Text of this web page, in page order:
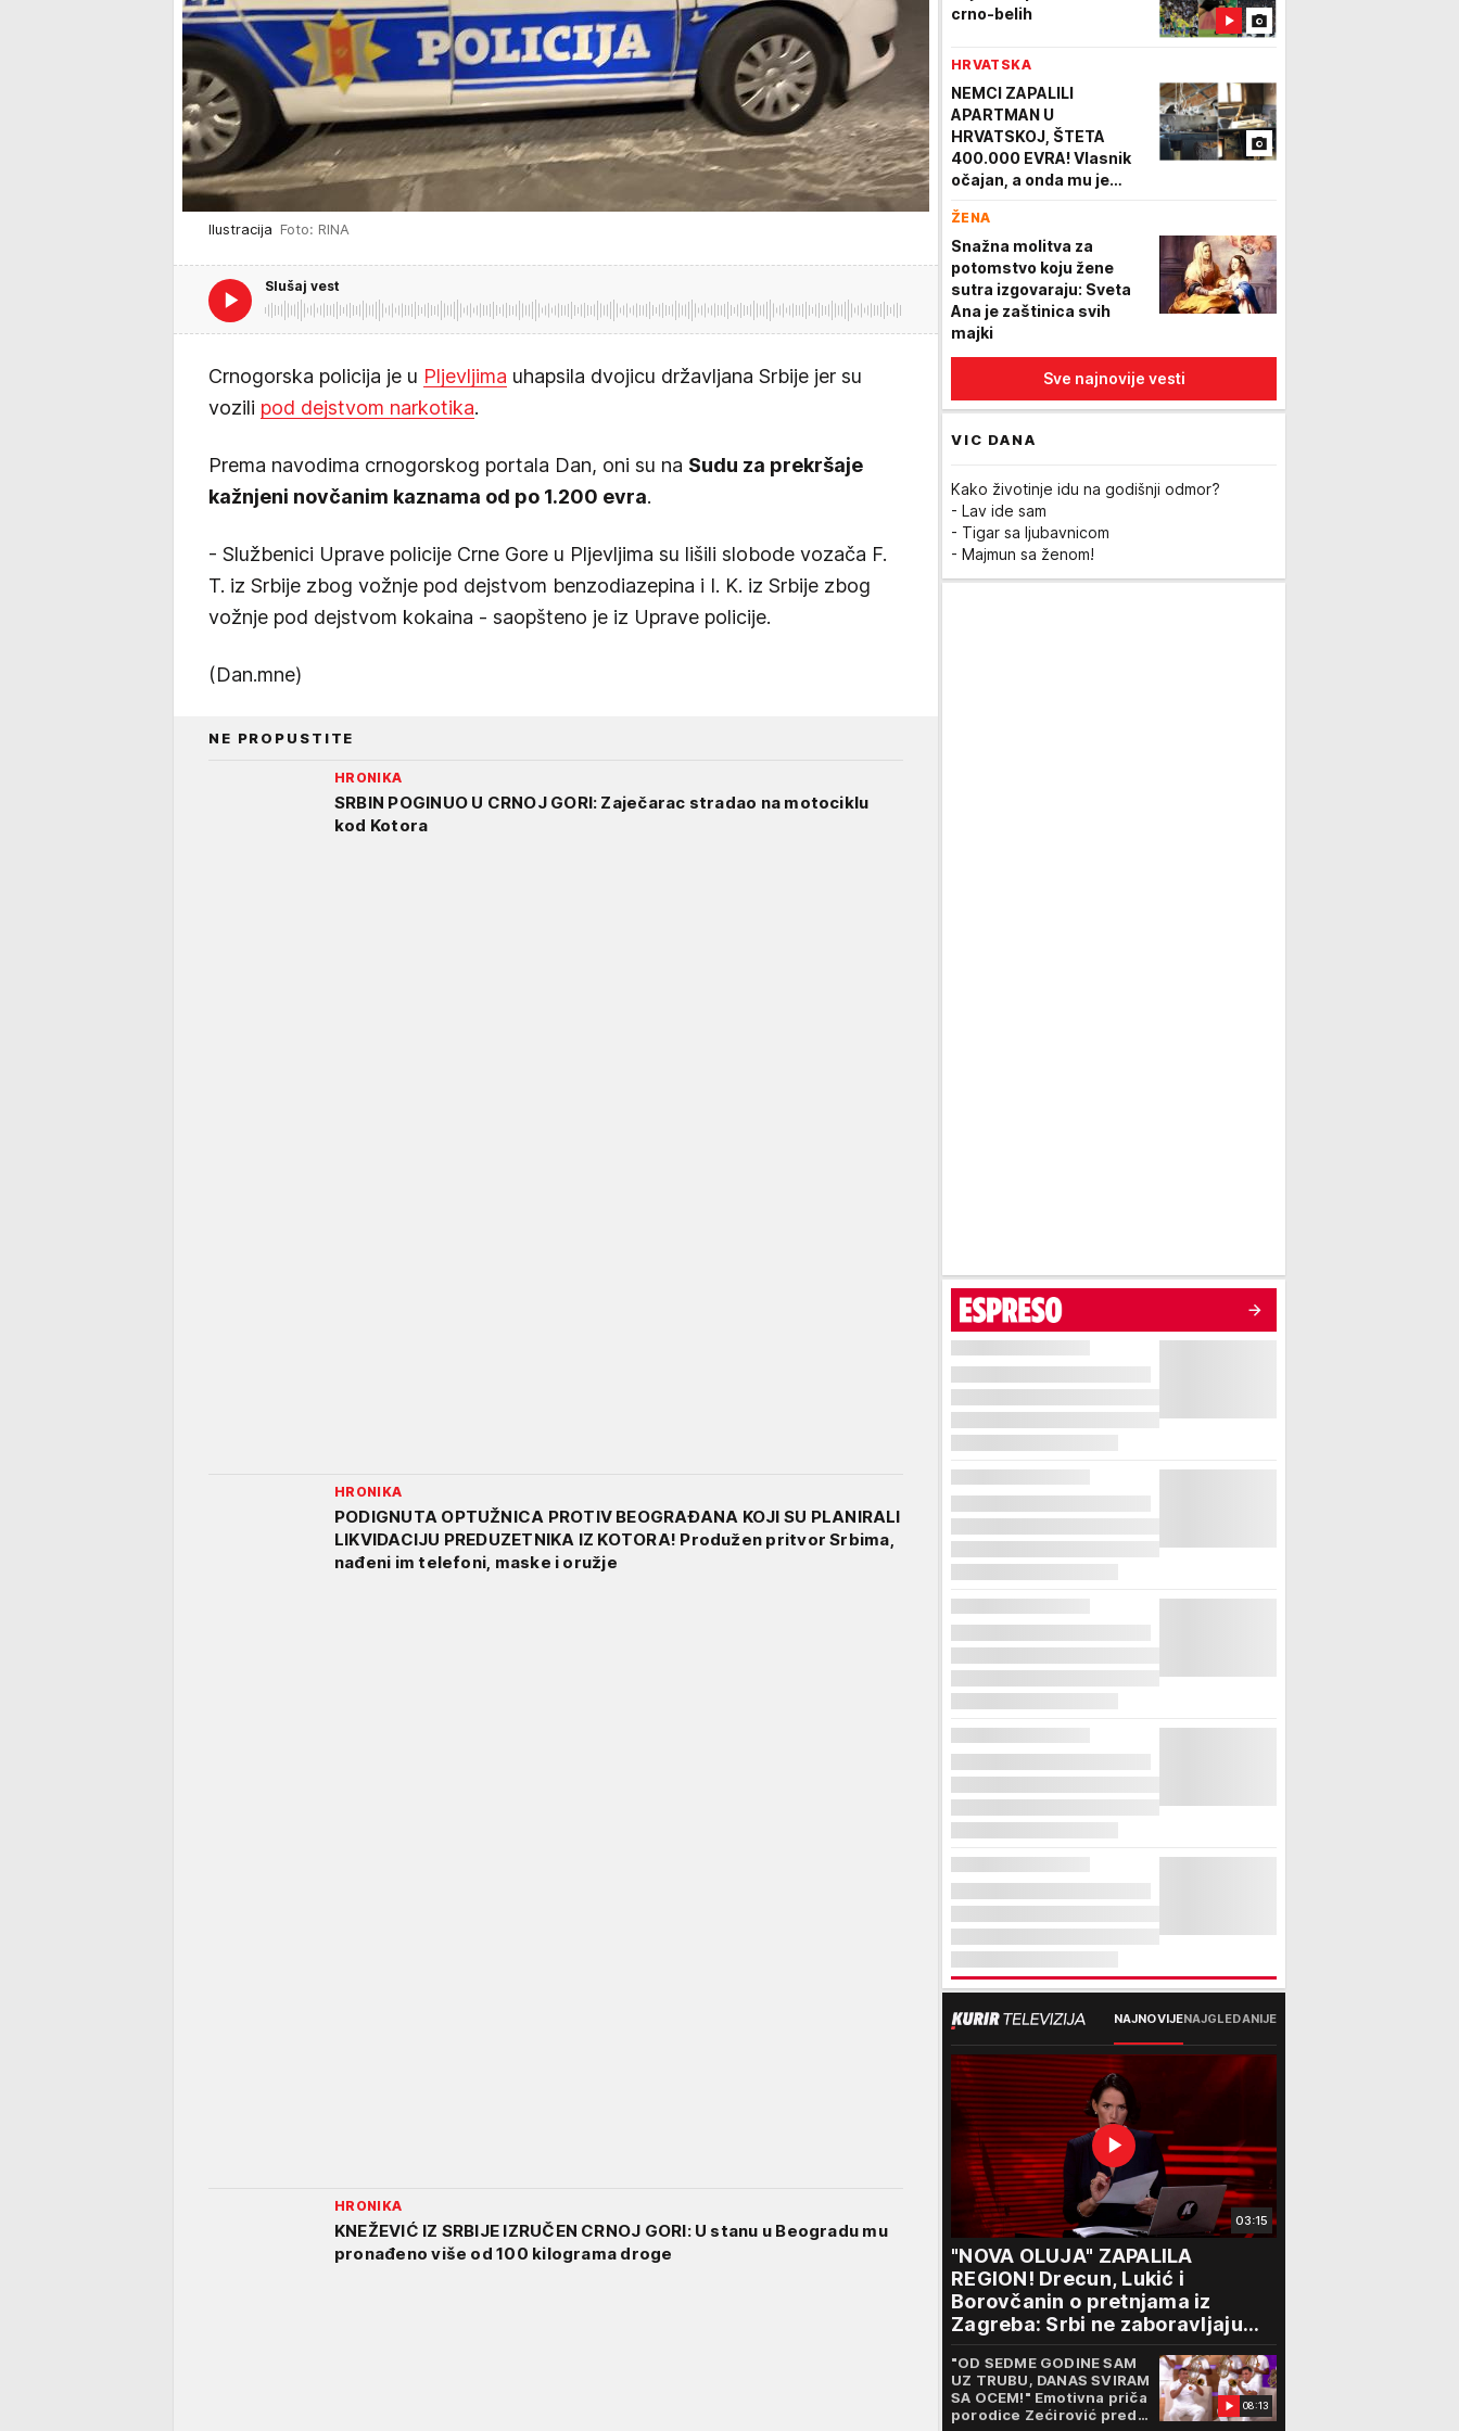
Ilustracija Foto: RINA
Slušaj vest
Crnogorska policija je u Pljevljima uhapsila dvojicu državljana Srbije jer su
vozili pod dejstvom narkotika.
Prema navodima crnogorskog portala Dan, oni su na Sudu za prekršaje
kažnjeni novčanim kaznama od po 1.200 evra.
- Službenici Uprave policije Crne Gore u Pljevljima su lišili slobode vozača F.
T. iz Srbije zbog vožnje pod dejstvom benzodiazepina i I. K. iz Srbije zbog
vožnje pod dejstvom kokaina - saopšteno je iz Uprave policije.
(Dan.mne)
NE PROPUSTITE
HRONIKA
SRBIN POGINUO U CRNOJ GORI: Zaječarac stradao na motociklu
kod Kotora
HRONIKA
PODIGNUTA OPTUŽNICA PROTIV BEOGRAĐANA KOJI SU PLANIRALI
LIKVIDACIJU PREDUZETNIKA IZ KOTORA! Produžen pritvor Srbima,
nađeni im telefoni, maske i oružje
HRONIKA
KNEŽEVIĆ IZ SRBIJE IZRUČEN CRNOJ GORI: U stanu u Beogradu mu
pronađeno više od 100 kilograma droge
crno-belih
HRVATSKA
NEMCI ZAPALILI
APARTMAN U
HRVATSKOJ, ŠTETA
400.000 EVRA! Vlasnik
očajan, a onda mu je
smeštaj u luksuznom
hotelu!"
ŽENA
Snažna molitva za
potomstvo koju žene
sutra izgovaraju: Sveta
Ana je zaštinica svih
majki
Sve najnovije vesti
VIC DANA
Kako životinje idu na godišnji odmor?
- Lav ide sam
- Tigar sa ljubavnicom
- Majmun sa ženom!
NAJNOVIJENAJGLEDANIJE
03:15
"NOVA OLUJA" ZAPALILA
REGION! Drecun, Lukić i
Borovčanin o pretnjama iz
Zagreba: Srbi ne zaboravljaju
progon
08:13
"OD SEDME GODINE SAM
UZ TRUBU, DANAS SVIRAM
SA OCEM!" Emotivna priča
porodice Zećirović pred